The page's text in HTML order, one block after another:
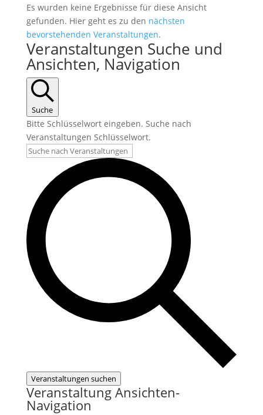
Es wurden keine Ergebnisse für diese Ansicht
gefunden. Hier geht es zu den nächsten
bevorstehenden Veranstaltungen.
Veranstaltungen Suche und
Ansichten, Navigation
Suche
Bitte Schlüsselwort eingeben. Suche nach
Veranstaltungen Schlüsselwort.
Veranstaltungen suchen
Veranstaltung Ansichten-
Navigation